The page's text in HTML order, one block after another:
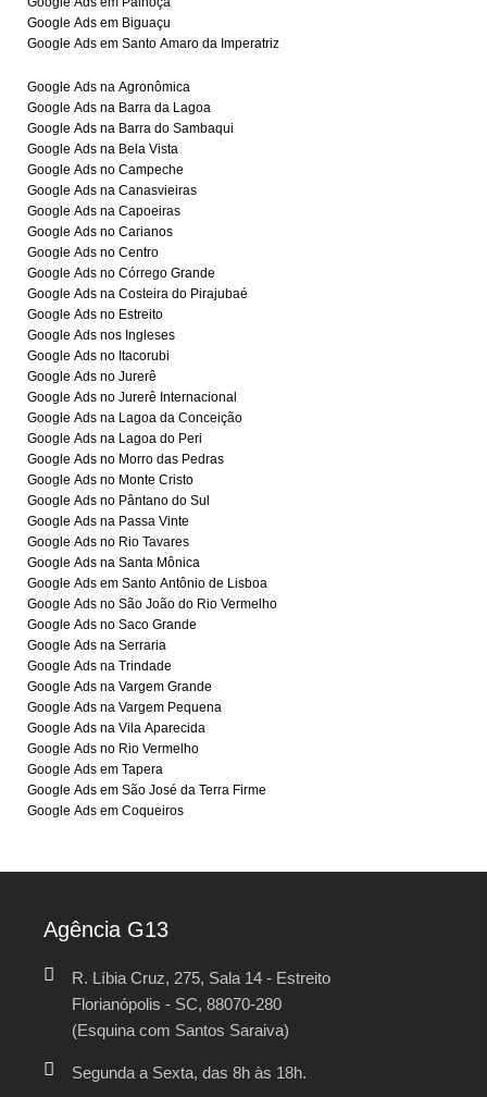
Google Ads em Biguaçu
Google Ads em Santo Amaro da Imperatriz
Google Ads na Agronômica
Google Ads na Barra da Lagoa
Google Ads na Barra do Sambaqui
Google Ads na Bela Vista
Google Ads no Campeche
Google Ads na Canasvieiras
Google Ads na Capoeiras
Google Ads no Carianos
Google Ads no Centro
Google Ads no Córrego Grande
Google Ads na Costeira do Pirajubaé
Google Ads no Estreito
Google Ads nos Ingleses
Google Ads no Itacorubi
Google Ads no Jurerê
Google Ads no Jurerê Internacional
Google Ads na Lagoa da Conceição
Google Ads na Lagoa do Peri
Google Ads no Morro das Pedras
Google Ads no Monte Cristo
Google Ads no Pântano do Sul
Google Ads na Passa Vinte
Google Ads no Rio Tavares
Google Ads na Santa Mônica
Google Ads em Santo Antônio de Lisboa
Google Ads no São João do Rio Vermelho
Google Ads no Saco Grande
Google Ads na Serraria
Google Ads na Trindade
Google Ads na Vargem Grande
Google Ads na Vargem Pequena
Google Ads na Vila Aparecida
Google Ads no Rio Vermelho
Google Ads em Tapera
Google Ads em São José da Terra Firme
Google Ads em Coqueiros
Agência G13
R. Líbia Cruz, 275, Sala 14 - Estreito
Florianópolis - SC, 88070-280
(Esquina com Santos Saraiva)
Segunda a Sexta, das 8h às 18h.